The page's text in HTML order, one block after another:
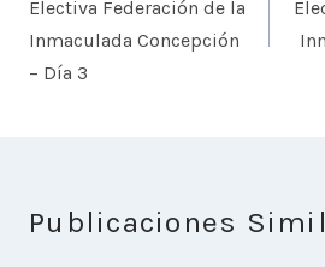
Electiva Federación de la
Inmaculada Concepción
– Día 3
Publicaciones